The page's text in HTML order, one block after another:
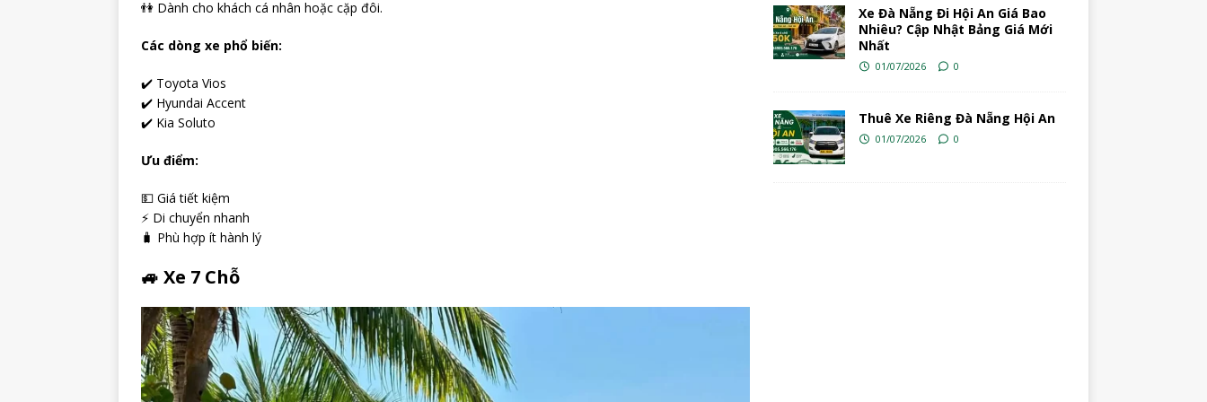
👫 Dành cho khách cá nhân hoặc cặp đôi.
Các dòng xe phổ biến:
✔️ Toyota Vios
✔️ Hyundai Accent
✔️ Kia Soluto
Ưu điểm:
💵 Giá tiết kiệm
⚡ Di chuyển nhanh
🧳 Phù hợp ít hành lý
🚙 Xe 7 Chỗ
Xe Đà Nẵng Đi Hội An Giá Bao
Nhiêu? Cập Nhật Bảng Giá Mới
Nhất
01/07/2026 0
Thuê Xe Riêng Đà Nẵng Hội An
01/07/2026 0